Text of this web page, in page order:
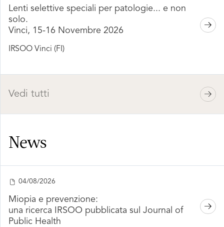
Lenti selettive speciali per patologie... e non
solo.
Vinci, 15-16 Novembre 2026
IRSOO Vinci (FI)
Vedi tutti
News
04/08/2026
Miopia e prevenzione:
una ricerca IRSOO pubblicata sul Journal of
Public Health